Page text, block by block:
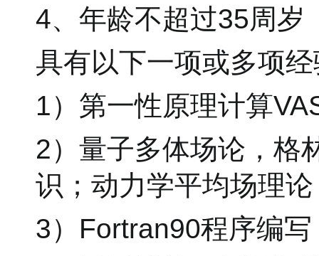
4、年龄不超过35周岁
具有以下一项或多项
1）第一性原理计算
2）量子多体场论，格
识；动力学平均场理
3）Fortran90程序编